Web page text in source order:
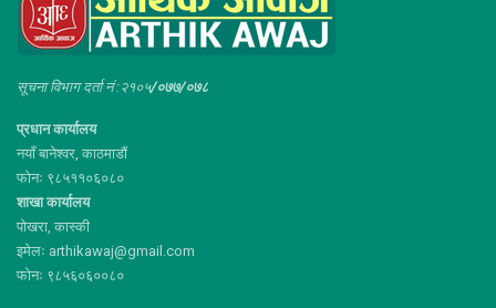
सूचना विभाग दर्ता नं :२१०५/०७७/०७८
प्रधान कार्यालय
नयाँ बानेश्वर, काठमाडौं
फोनः ९८५११०६०८०
शाखा कार्यालय
पोखरा, कास्की
इमेलः arthikawaj@gmail.com
फोनः ९८५६०६००८०